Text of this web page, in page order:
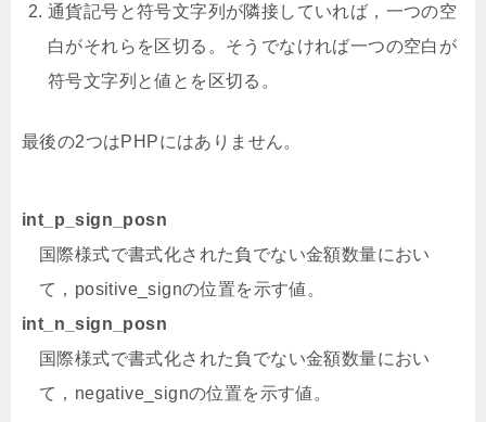
通貨記号と符号文字列が隣接していれば，一つの空
白がそれらを区切る。そうでなければ一つの空白が
符号文字列と値とを区切る。
最後の2つはPHPにはありません。
int_p_sign_posn
国際様式で書式化された負でない金額数量におい
て，positive_signの位置を示す値。
int_n_sign_posn
国際様式で書式化された負でない金額数量におい
て，negative_signの位置を示す値。